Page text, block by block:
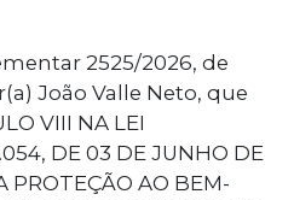
2525/2026, de
João Valle Neto, que
VIII NA LEI
DE 03 DE JUNHO DE
PROTEÇÃO AO BEM-